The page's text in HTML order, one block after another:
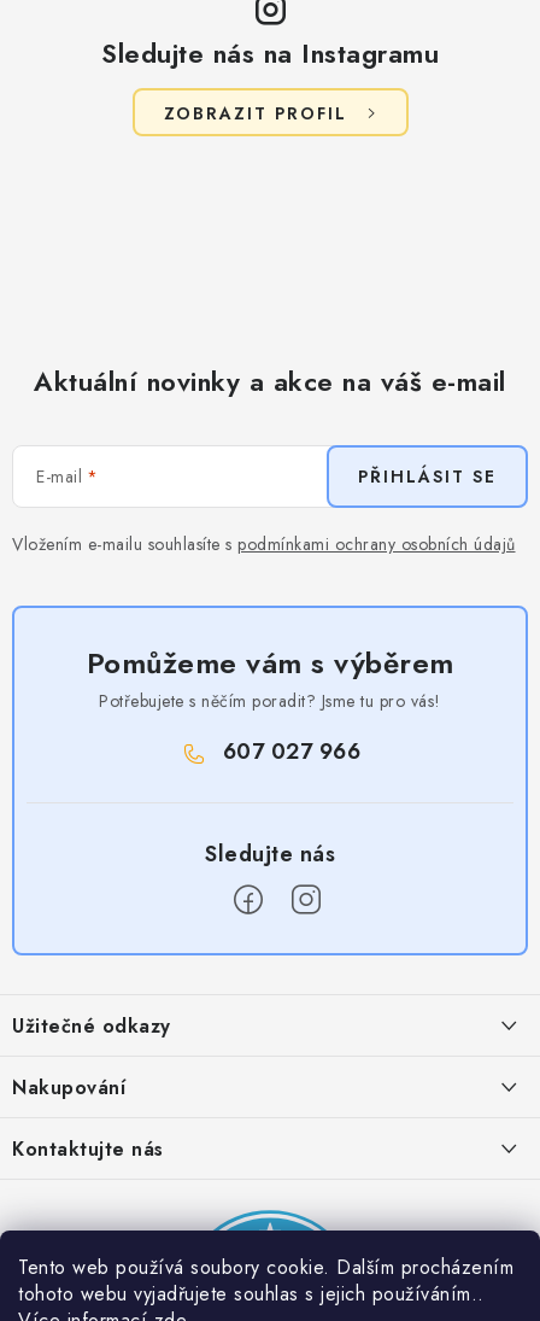
Tento web používá soubory cookie. Dalším procházením
tohoto webu vyjadřujete souhlas s jejich používáním..
Sledujte nás na Instagramu
ZOBRAZIT PROFIL
Aktuální novinky a akce na váš e-mail
E-mail
Vložením e-mailu souhlasíte s podmínkami ochrany osobních údajů
PŘIHLÁSIT SE
Pomůžeme vám s výběrem
Potřebujete s něčím poradit? Jsme tu pro vás!
607 027 966
p
a
Užitečné odkazy
Obchodní podmínky
Provizní systém
Partner stránek: Super plecháček
Nakupování
Časté otázky
Podmínky akce 2 + 1 zdarma
Kontaktujte nás